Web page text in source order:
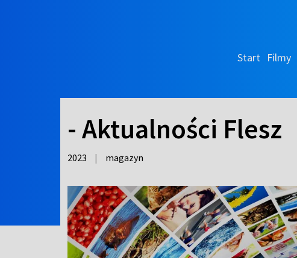
Start Filmy
- Aktualności Flesz
2023 | magazyn